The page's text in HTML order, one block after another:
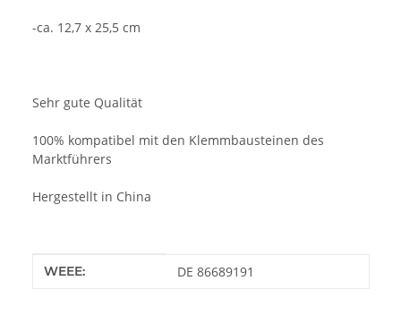
-ca. 12,7 x 25,5 cm
Sehr gute Qualität
100% kompatibel mit den Klemmbausteinen des
Marktführers
Hergestellt in China
Produkteigenschaft
Wert
WEEE: DE 86689191